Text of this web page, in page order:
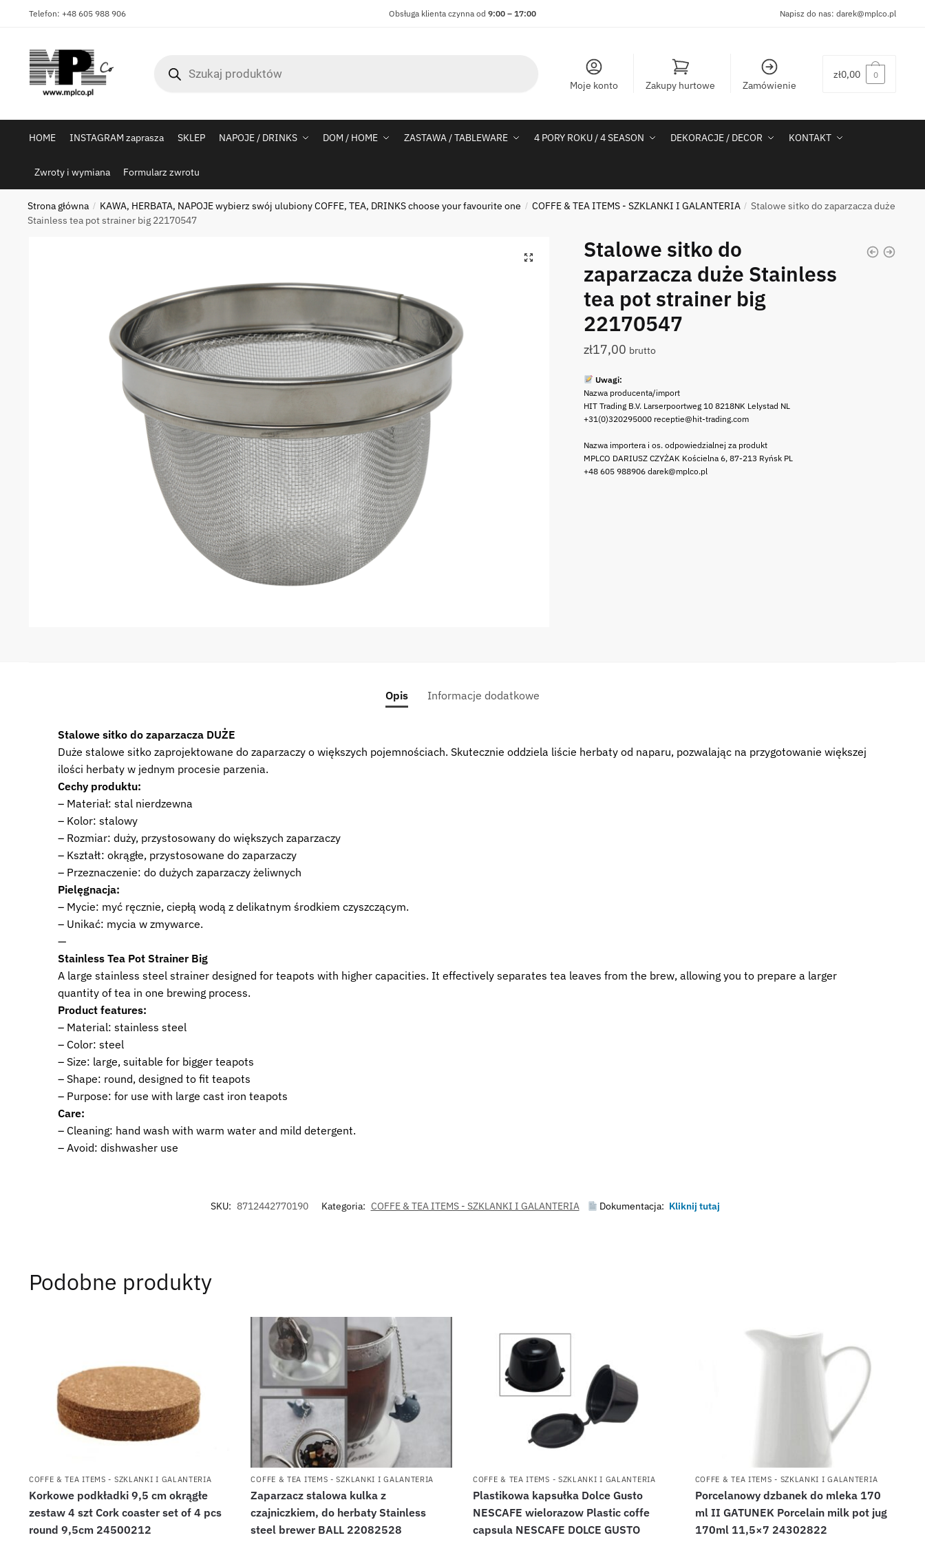
Telefon: +48 605 988 906 Obsługa klienta czynna od 9:00 – 17:00 Napisz do nas:darek@mplco.pl
produktów
Moje konto Zakupy hurtowe Zamówienie
zł0,00 0
HOME INSTAGRAM zaprasza SKLEP NAPOJE / DRINKS DOM / HOME ZASTAWA / TABLEWARE 4 PORY ROKU / 4 SEASON DEKORACJE / DECOR KONTAKT
Zwroty i wymiana Formularz zwrotu
Strona główna / KAWA, HERBATA, NAPOJE wybierz swój ulubiony COFFE, TEA, DRINKS choose your favourite one / COFFE & TEA ITEMS - SZKLANKI I GALANTERIA / Stalowe sitko do zaparzacza duże
Stainless tea pot strainer big 22170547
Stalowe sitko do
zaparzacza duże Stainless
tea pot strainer big
22170547
zł17,00 brutto
Uwagi:
Nazwa producenta/import
HIT Trading B.V. Larserpoortweg 10 8218NK Lelystad NL
+31(0)320295000 receptie@hit-trading.com
Nazwa importera i os. odpowiedzialnej za produkt
MPLCO DARIUSZ CZYŻAK Kościelna 6, 87-213 Ryńsk PL
+48 605 988906 darek@mplco.pl
Opis Informacje dodatkowe
Stalowe sitko do zaparzacza DUŻE
Duże stalowe sitko zaprojektowane do zaparzaczy o większych pojemnościach. Skutecznie oddziela liście herbaty od naparu, pozwalając na przygotowanie większej
ilości herbaty w jednym procesie parzenia.
Cechy produktu:
– Materiał: stal nierdzewna
– Kolor: stalowy
– Rozmiar: duży, przystosowany do większych zaparzaczy
– Kształt: okrągłe, przystosowane do zaparzaczy
– Przeznaczenie: do dużych zaparzaczy żeliwnych
Pielęgnacja:
– Mycie: myć ręcznie, ciepłą wodą z delikatnym środkiem czyszczącym.
– Unikać: mycia w zmywarce.
—
Stainless Tea Pot Strainer Big
A large stainless steel strainer designed for teapots with higher capacities. It effectively separates tea leaves from the brew, allowing you to prepare a larger
quantity of tea in one brewing process.
Product features:
– Material: stainless steel
– Color: steel
– Size: large, suitable for bigger teapots
– Shape: round, designed to fit teapots
– Purpose: for use with large cast iron teapots
Care:
– Cleaning: hand wash with warm water and mild detergent.
– Avoid: dishwasher use
SKU: 8712442770190 Kategoria: COFFE & TEA ITEMS - SZKLANKI I GALANTERIA Dokumentacja: Kliknij tutaj
Podobne produkty
COFFE & TEA ITEMS - SZKLANKI I GALANTERIA
Korkowe podkładki 9,5 cm okrągłe
zestaw 4 szt Cork coaster set of 4 pcs
round 9,5cm 24500212
COFFE & TEA ITEMS - SZKLANKI I GALANTERIA
Zaparzacz stalowa kulka z
czajniczkiem, do herbaty Stainless
steel brewer BALL 22082528
COFFE & TEA ITEMS - SZKLANKI I GALANTERIA
Plastikowa kapsułka Dolce Gusto
NESCAFE wielorazow Plastic coffe
capsula NESCAFE DOLCE GUSTO
COFFE & TEA ITEMS - SZKLANKI I GALANTERIA
Porcelanowy dzbanek do mleka 170
ml II GATUNEK Porcelain milk pot jug
170ml 11,5×7 24302822